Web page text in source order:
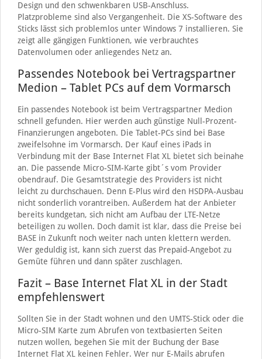
Design und den schwenkbaren USB-Anschluss.
Platzprobleme sind also Vergangenheit. Die XS-Software des
Sticks lässt sich problemlos unter Windows 7 installieren. Sie
zeigt alle gängigen Funktionen, wie verbrauchtes
Datenvolumen oder anliegendes Netz an.
Passendes Notebook bei Vertragspartner
Medion – Tablet PCs auf dem Vormarsch
Ein passendes Notebook ist beim Vertragspartner Medion
schnell gefunden. Hier werden auch günstige Null-Prozent-
Finanzierungen angeboten. Die Tablet-PCs sind bei Base
zweifelsohne im Vormarsch. Der Kauf eines iPads in
Verbindung mit der Base Internet Flat XL bietet sich beinahe
an. Die passende Micro-SIM-Karte gibt´s vom Provider
obendrauf. Die Gesamtstrategie des Providers ist nicht
leicht zu durchschauen. Denn E-Plus wird den HSDPA-Ausbau
nicht sonderlich vorantreiben. Außerdem hat der Anbieter
bereits kundgetan, sich nicht am Aufbau der LTE-Netze
beteiligen zu wollen. Doch damit ist klar, dass die Preise bei
BASE in Zukunft noch weiter nach unten klettern werden.
Wer geduldig ist, kann sich zuerst das Prepaid-Angebot zu
Gemüte führen und dann später zuschlagen.
Fazit – Base Internet Flat XL in der Stadt
empfehlenswert
Sollten Sie in der Stadt wohnen und den UMTS-Stick oder die
Micro-SIM Karte zum Abrufen von textbasierten Seiten
nutzen wollen, begehen Sie mit der Buchung der Base
Internet Flat XL keinen Fehler. Wer nur E-Mails abrufen